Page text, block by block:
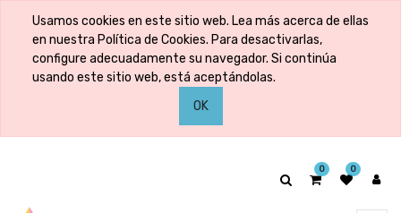
Usamos cookies en este sitio web. Lea más acerca de ellas
en nuestra Política de Cookies. Para desactivarlas,
configure adecuadamente su navegador. Si continúa
usando este sitio web, está aceptándolas.
OK
0 0